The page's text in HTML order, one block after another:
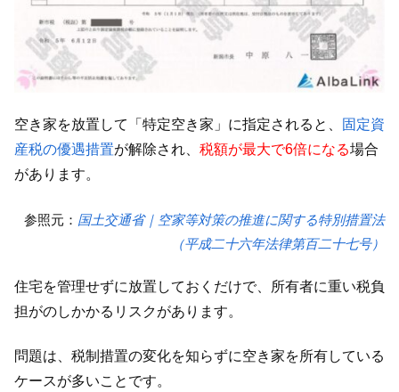
空き家を放置して「特定空き家」に指定されると、
固定資
産税の優遇措置が解除され、 税額が最大で6倍になる場合
があります。
参照元： 国土交通省｜空家等対策の推進に関する特別措置法
（平成二十六年法律第百二十七号）
住宅を管理せずに放置しておくだけで、所有者に重い税負
担がのしかかるリスクがあります。
問題は、税制措置の変化を知らずに空き家を所有している
ケースが多いことです。